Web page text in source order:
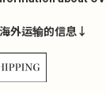
外运输的信息↓